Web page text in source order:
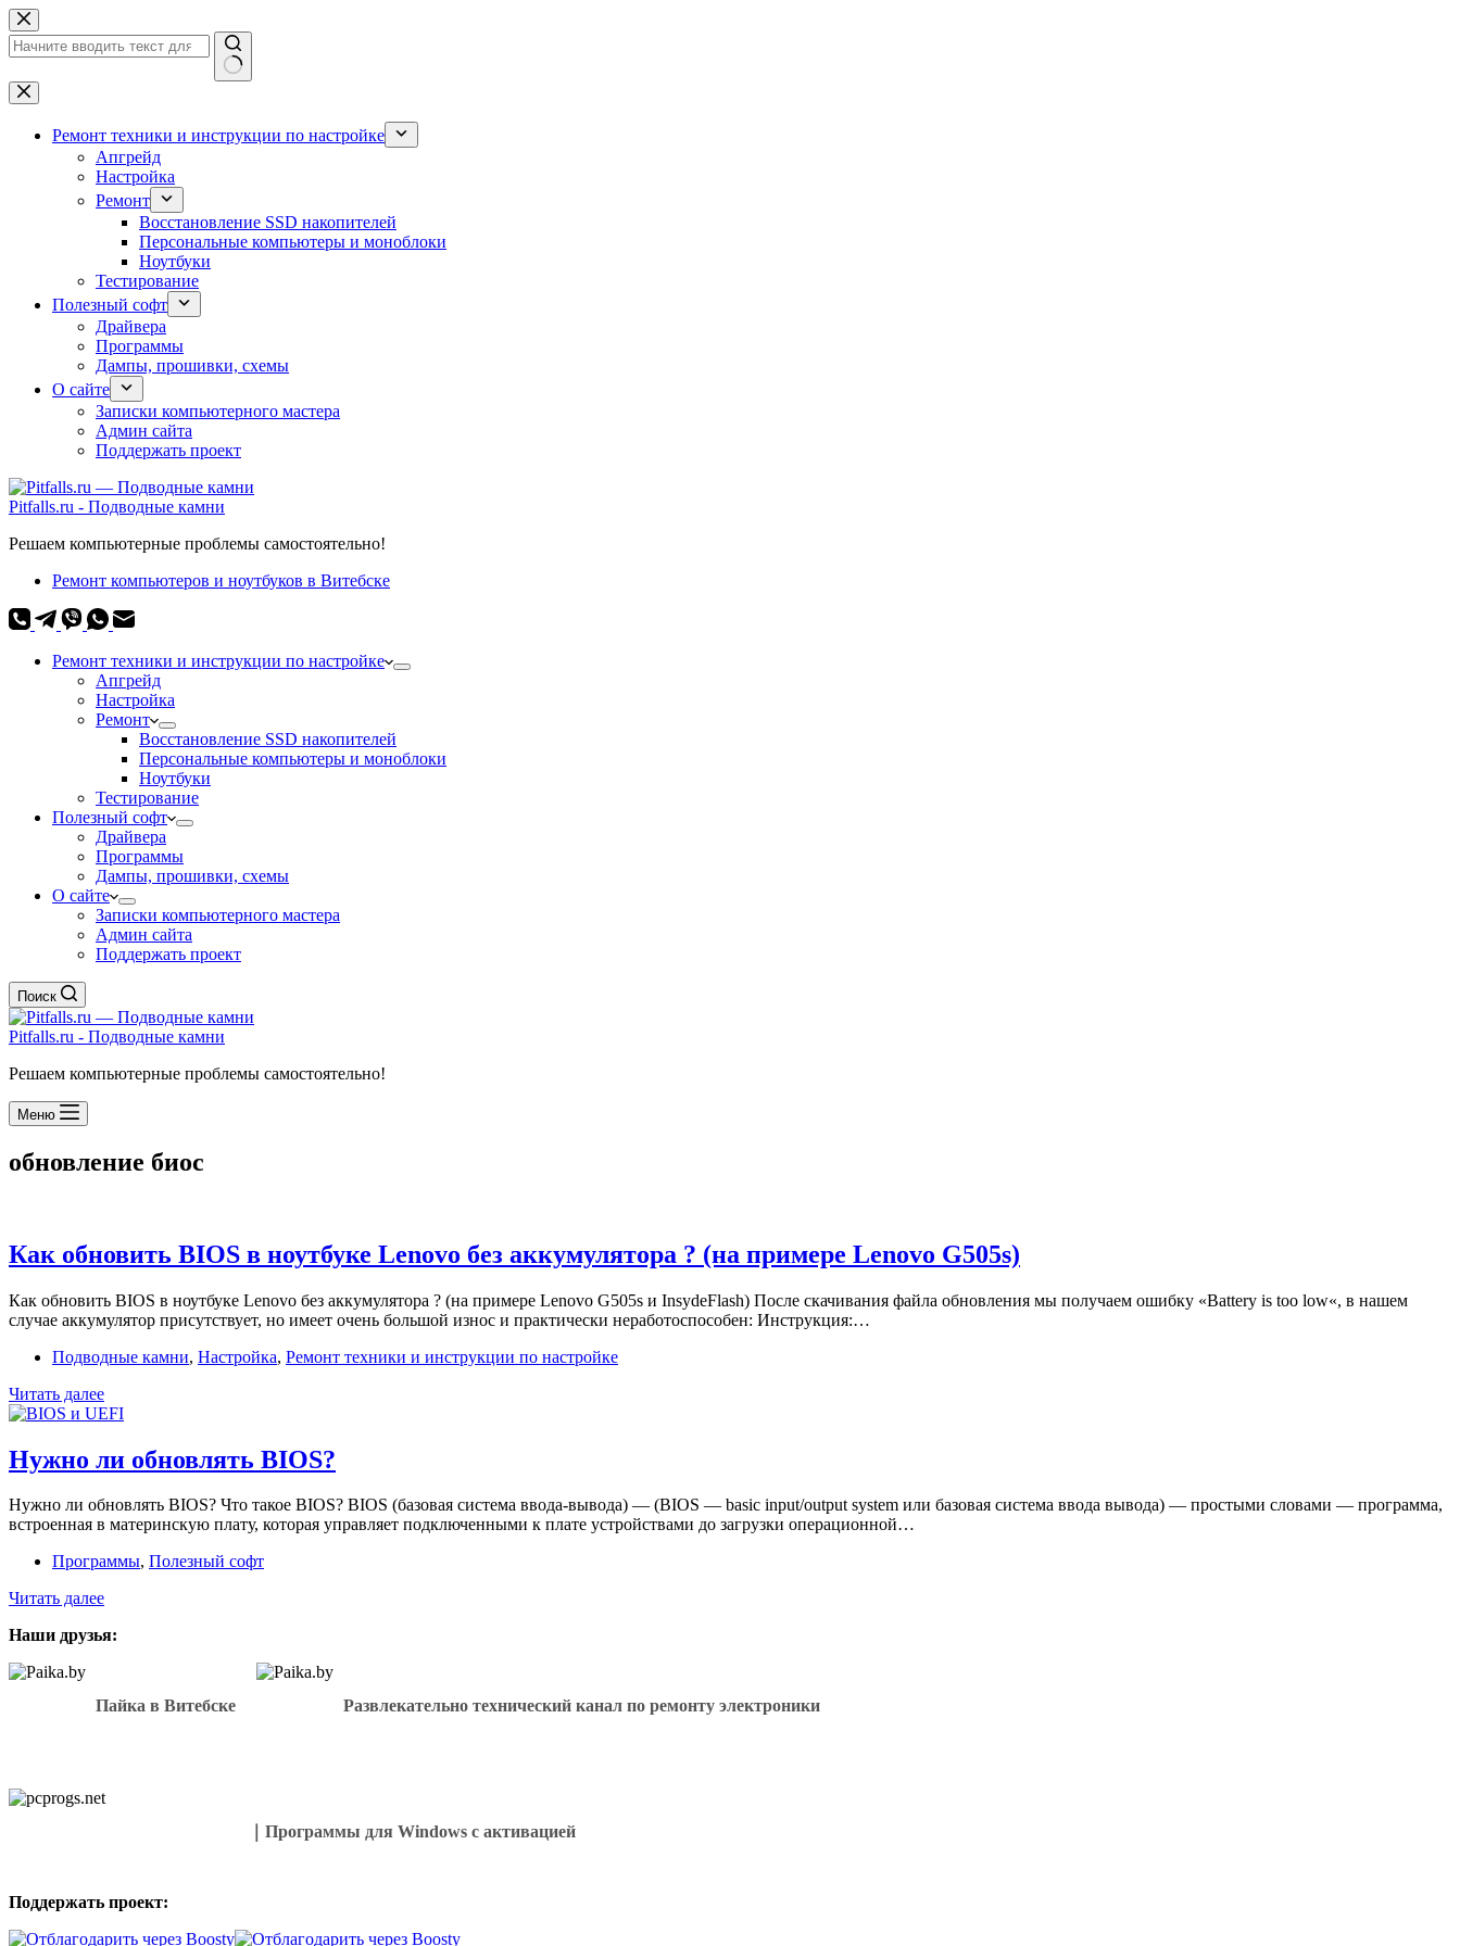
Перейти
к
сути
Ничего
не
найденоРемонт техники и инструкции по настройке
Апгрейд
Настройка
Ремонт
Восстановление SSD накопителей
Персональные компьютеры и моноблоки
Ноутбуки
Тестирование
Полезный софт
Драйвера
Программы
Дампы, прошивки, схемы
О сайте
Записки компьютерного мастера
Админ сайта
Поддержать проект
Pitfalls.ru - Подводные камни
Решаем компьютерные проблемы самостоятельно!
Ремонт компьютеров и ноутбуков в Витебске
Ремонт техники и инструкции по настройке
Апгрейд
Настройка
Ремонт
Восстановление SSD накопителей
Персональные компьютеры и моноблоки
Ноутбуки
Тестирование
Полезный софт
Драйвера
Программы
Дампы, прошивки, схемы
О сайте
Записки компьютерного мастера
Админ сайта
Поддержать проект
Поиск
Pitfalls.ru - Подводные камни
Решаем компьютерные проблемы самостоятельно!
Меню
обновление биос
Как обновить BIOS в ноутбуке Lenovo без аккумулятора ? (на примере Lenovo G505s)
Как обновить BIOS в ноутбуке Lenovo без аккумулятора ? (на примере Lenovo G505s и InsydeFlash) После скачивания файла обновления мы получаем ошибку «Battery is too low«, в нашем
случае аккумулятор присутствует, но имеет очень большой износ и практически неработоспособен: Инструкция:…
Подводные камни, Настройка, Ремонт техники и инструкции по настройке
Читать далееКак
обновить
ноутбуке
без
аккумулятора
(на
Lenovo
Нужно ли обновлять BIOS?
Нужно ли обновлять BIOS? Что такое BIOS? BIOS (базовая система ввода-вывода) — (BIOS — basic input/output system или базовая система ввода вывода) — простыми словами — программа,
встроенная в материнскую плату, которая управляет подключенными к плате устройствами до загрузки операционной…
Программы, Полезный софт
Читать далееНужно
обновлять
Наши друзья:
Пайка в Витебске Развлекательно технический канал по ремонту электроники
｜Программы для Windows с активацией
Поддержать проект: